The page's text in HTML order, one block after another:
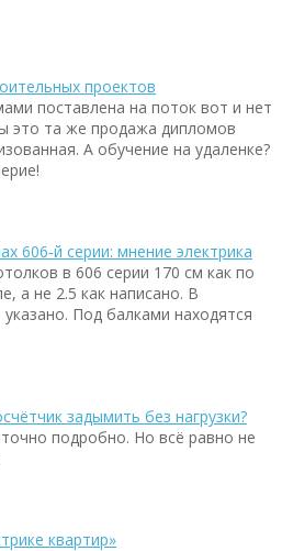
проектов
поставлена на поток вот и нет
это та же продажа дипломов
А обучение на удаленке?
606‑й серии: мнение электрика
в 606 серии 170 см как по
а не 2.5 как написано. В
Под балками находятся
задымить без нагрузки?
подробно. Но всё равно не
квартир»